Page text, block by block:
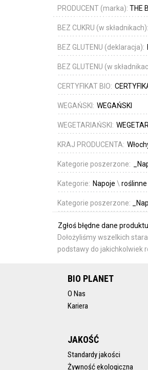
PRODUCENT (marka): THE
BEZ CUKRU (w składnikach):
BEZ GLUTENU (deklaracja):
BEZ GLUTENU (w
CERTYFIKAT BIO:
WEGAŃSKI: WEGAŃSKI
WEGETARIAŃSKI:
KRAJ PRODUCENTA:
Kategorie poszerzone:
Kategorie: Napoje \
Kategorie poszerzone:
Zgłoś błędne dane produktu
Dołożyliśmy wszelkich
podstawy do jakichkolwiek
BIO PLANET
O Nas
Kariera
JAKOŚĆ
Standardy jakości
Żywność ekologiczna